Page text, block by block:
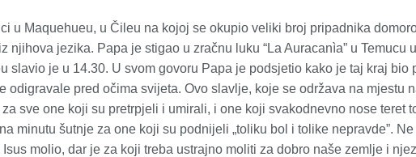
u Maquehueu, u Čileu na kojoj se okupio veliki broj pripadnika
jezika. Papa je stigao u zračnu luku “La Auracanìa” u Temucu
slavio je u 14.30. U svom govoru Papa je podsjetio kako je taj kraj bio
odigravale pred očima svijeta. Ovo slavlje, koje se održava na mjestu
sve one koji su pretrpjeli i umirali, i one koji svakodnevno nose teret
minutu šutnje za one koji su podnijeli „toliku bol i tolike nepravde”.
molio, dar je za koji treba ustrajno moliti za dobro naše zemlje i